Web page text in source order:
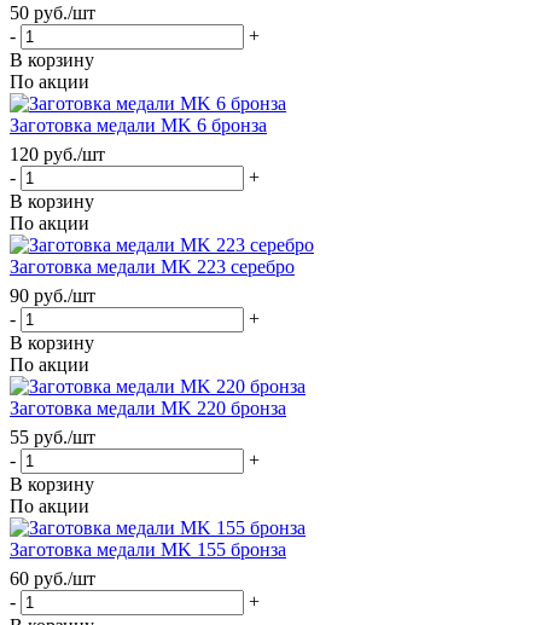
50 руб./шт
-
+
В корзину
По акции
Заготовка медали MK 6 бронза
120 руб./шт
-
+
В корзину
По акции
Заготовка медали MK 223 серебро
90 руб./шт
-
+
В корзину
По акции
Заготовка медали MK 220 бронза
55 руб./шт
-
+
В корзину
По акции
Заготовка медали MK 155 бронза
60 руб./шт
-
+